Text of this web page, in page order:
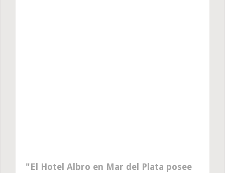
El Hotel Albro en Mar del Plata posee